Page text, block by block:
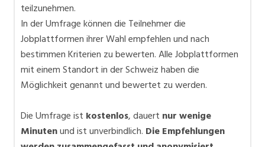
teilzunehmen.
In der Umfrage können die Teilnehmer die
Jobplattformen ihrer Wahl empfehlen und nach
bestimmen Kriterien zu bewerten. Alle Jobplattformen
mit einem Standort in der Schweiz haben die
Möglichkeit genannt und bewertet zu werden.
Die Umfrage ist kostenlos, dauert nur wenige
Minutenund ist unverbindlich. Die Empfehlungen